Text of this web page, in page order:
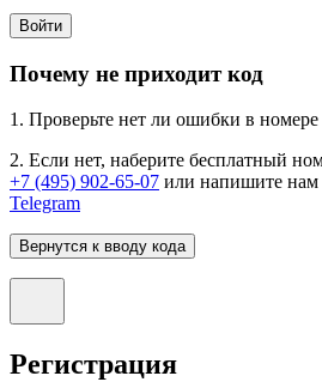
Войти
Почему не приходит код
1. Проверьте нет ли ошибки в номере
2. Если нет, наберите бесплатный
+7 (495) 902-65-07 или напишите нам
Telegram
Вернутся к вводу кода
Регистрация